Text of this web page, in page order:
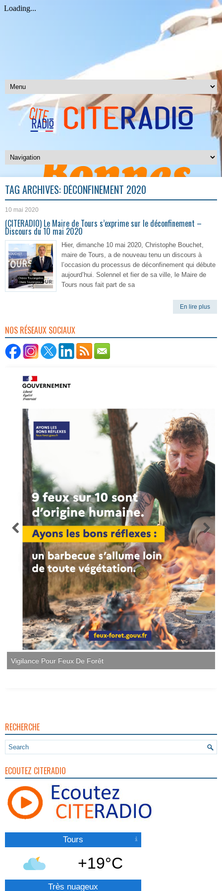
TAG ARCHIVES: DÉCONFINEMENT 2020
10 mai 2020
(CITERADIO) Le Maire de Tours s’exprime sur le déconfinement –
Discours du 10 mai 2020
Hier, dimanche 10 mai 2020, Christophe Bouchet,
maire de Tours, a de nouveau tenu un discours à
l’occasion du processus de déconfinement qui débute
aujourd’hui. Solennel et fier de sa ville, le Maire de
Tours nous fait part de sa
En lire plus
NOS RÉSEAUX SOCIAUX
Vigilance Pour Feux De Forêt
RECHERCHE
ECOUTEZ CITERADIO
Tours
+19°C
Très nuageux